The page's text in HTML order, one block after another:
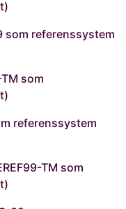
som referenssystem
som
referenssystem
TM som